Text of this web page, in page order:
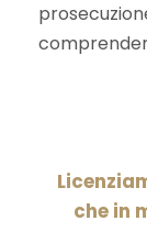
che in